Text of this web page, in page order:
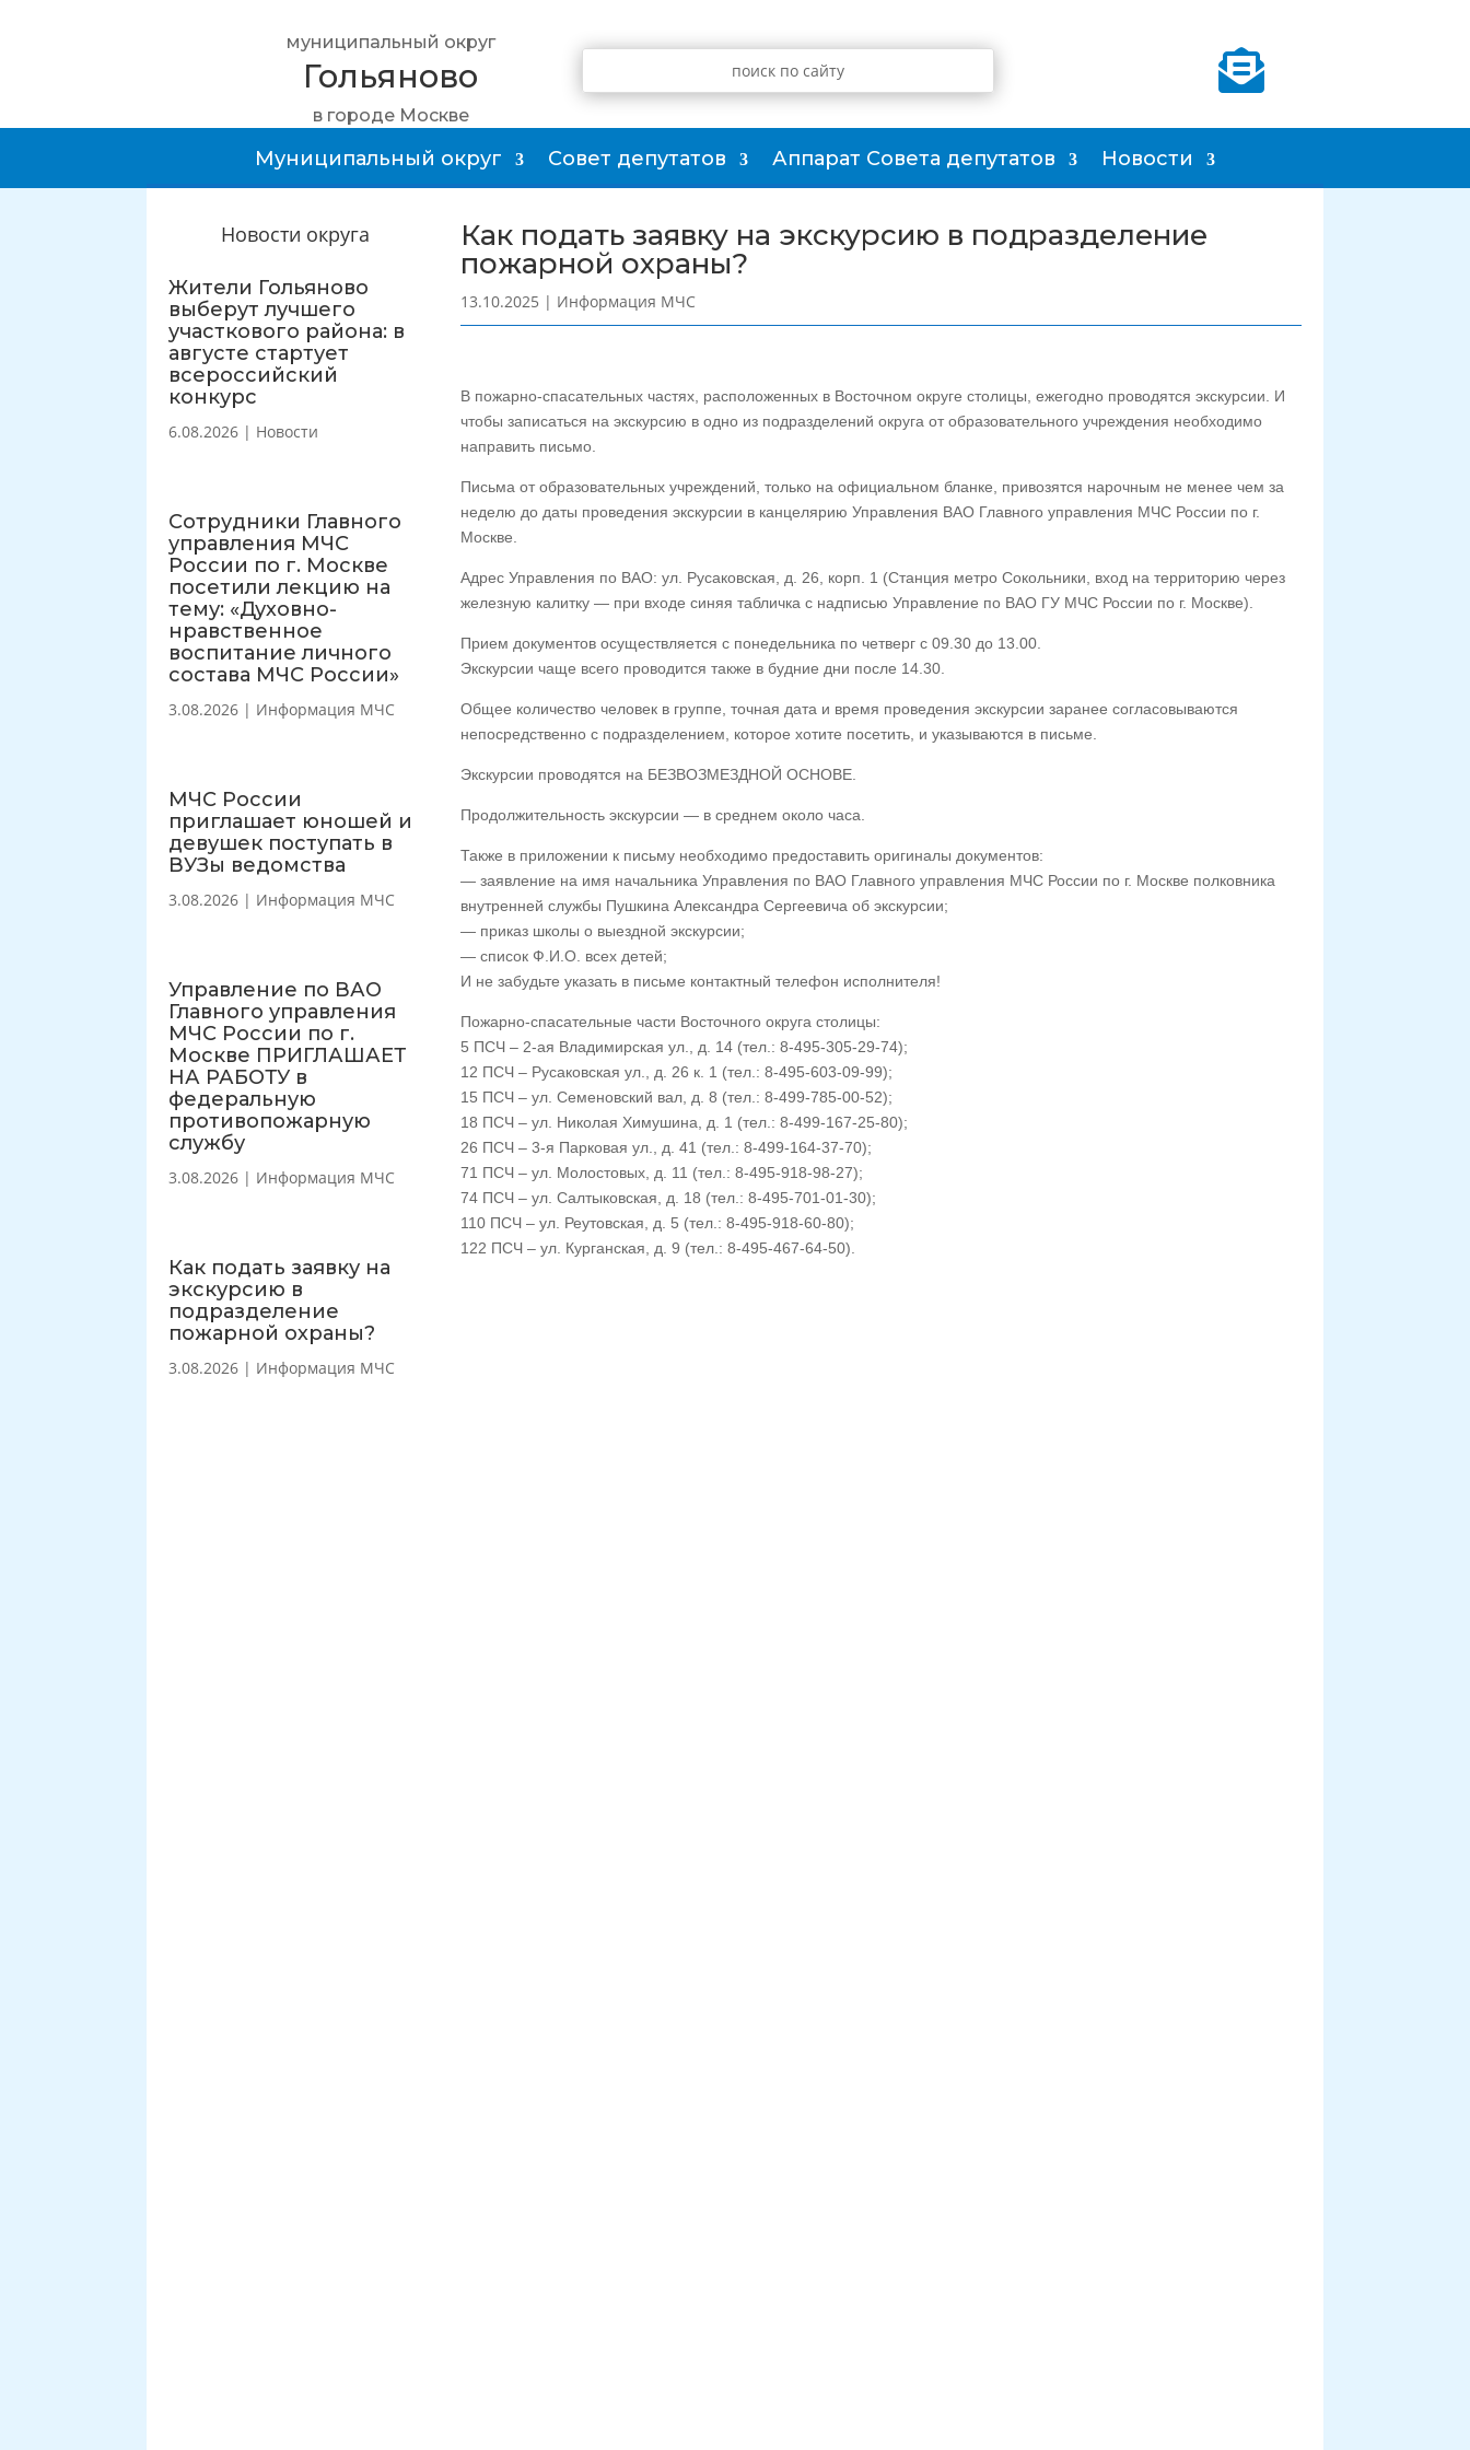
муниципальный округ
Гольяново
в городе Москве

Муниципальный округ Совет депутатов Аппарат Совета депутатов Новости
Новости округа
Жители Гольяново
выберут лучшего
участкового района: в
августе стартует
всероссийский
конкурс
6.08.2026 | Новости
Сотрудники Главного
управления МЧС
России по г. Москве
посетили лекцию на
тему: «Духовно-
нравственное
воспитание личного
состава МЧС России»
3.08.2026 | Информация МЧС
МЧС России
приглашает юношей и
девушек поступать в
ВУЗы ведомства
3.08.2026 | Информация МЧС
Управление по ВАО
Главного управления
МЧС России по г.
Москве ПРИГЛАШАЕТ
НА РАБОТУ в
федеральную
противопожарную
службу
3.08.2026 | Информация МЧС
Как подать заявку на
экскурсию в
подразделение
пожарной охраны?
3.08.2026 | Информация МЧС
Как подать заявку на экскурсию в подразделение
пожарной охраны?
13.10.2025 | Информация МЧС
В пожарно-спасательных частях, расположенных в Восточном округе столицы, ежегодно проводятся экскурсии. И
чтобы записаться на экскурсию в одно из подразделений округа от образовательного учреждения необходимо
направить письмо.
Письма от образовательных учреждений, только на официальном бланке, привозятся нарочным не менее чем за
неделю до даты проведения экскурсии в канцелярию Управления ВАО Главного управления МЧС России по г.
Москве.
Адрес Управления по ВАО: ул. Русаковская, д. 26, корп. 1 (Станция метро Сокольники, вход на территорию через
железную калитку — при входе синяя табличка с надписью Управление по ВАО ГУ МЧС России по г. Москве).
Прием документов осуществляется с понедельника по четверг с 09.30 до 13.00.
Экскурсии чаще всего проводится также в будние дни после 14.30.
Общее количество человек в группе, точная дата и время проведения экскурсии заранее согласовываются
непосредственно с подразделением, которое хотите посетить, и указываются в письме.
Экскурсии проводятся на БЕЗВОЗМЕЗДНОЙ ОСНОВЕ.
Продолжительность экскурсии — в среднем около часа.
Также в приложении к письму необходимо предоставить оригиналы документов:
— заявление на имя начальника Управления по ВАО Главного управления МЧС России по г. Москве полковника
внутренней службы Пушкина Александра Сергеевича об экскурсии;
— приказ школы о выездной экскурсии;
— список Ф.И.О. всех детей;
И не забудьте указать в письме контактный телефон исполнителя!
Пожарно-спасательные части Восточного округа столицы:
5 ПСЧ – 2-ая Владимирская ул., д. 14 (тел.: 8-495-305-29-74);
12 ПСЧ – Русаковская ул., д. 26 к. 1 (тел.: 8-495-603-09-99);
15 ПСЧ – ул. Семеновский вал, д. 8 (тел.: 8-499-785-00-52);
18 ПСЧ – ул. Николая Химушина, д. 1 (тел.: 8-499-167-25-80);
26 ПСЧ – 3-я Парковая ул., д. 41 (тел.: 8-499-164-37-70);
71 ПСЧ – ул. Молостовых, д. 11 (тел.: 8-495-918-98-27);
74 ПСЧ – ул. Салтыковская, д. 18 (тел.: 8-495-701-01-30);
110 ПСЧ – ул. Реутовская, д. 5 (тел.: 8-495-918-60-80);
122 ПСЧ – ул. Курганская, д. 9 (тел.: 8-495-467-64-50).